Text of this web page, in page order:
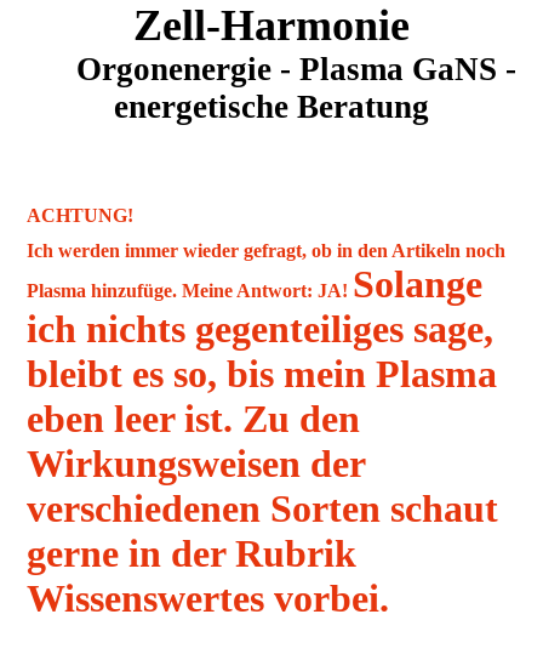
Zell-Harmonie
Orgonenergie - Plasma GaNS -
energetische Beratung
ACHTUNG!
Ich werden immer wieder gefragt, ob in den Artikeln noch
Plasma hinzufüge. Meine Antwort: JA! Solange
ich nichts gegenteiliges sage,
bleibt es so, bis mein Plasma
eben leer ist. Zu den
Wirkungsweisen der
verschiedenen Sorten schaut
gerne in der Rubrik
Wissenswertes vorbei.